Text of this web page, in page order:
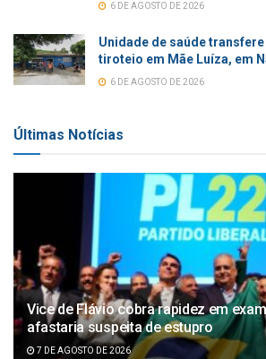
6 DE AGOSTO DE 2026
Unidade de saúde
tiroteio em Mãe Luíza, em
6 DE AGOSTO DE 2026
Últimas Notícias
Vice de Flávio cobra rapidez em
afastaria suspeita de estupro
7 DE AGOSTO DE 2026